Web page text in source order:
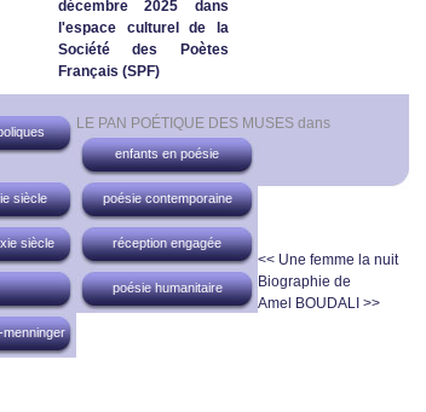
décembre 2025 dans
l'espace culturel de la
Société des Poètes
Français (SPF)
LE PAN POÉTIQUE DES MUSES dans
enfants en poésie
siècle poésie contemporaine
siècle réception engagée
poésie humanitaire
<< Une femme la nuit
Biographie de
Amel BOUDALI >>